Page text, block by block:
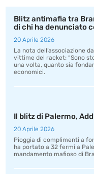
Blitz antimafia tra
di chi ha denunciato
20 Aprile 2026
La nota dell’associazione
vittime del racket: “Sono
una volta, quanto sia
economici.
Il blitz di Palermo,
20 Aprile 2026
Pioggia di complimenti a
ha portato a 32 fermi a
mandamento mafioso di